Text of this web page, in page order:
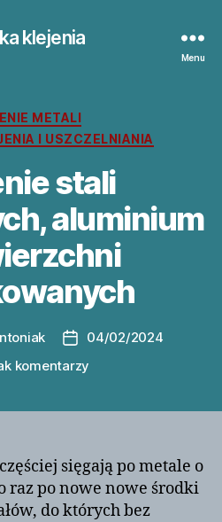
klejenia
Menu
Kategorie
METALI
I USZCZELNIANIA
stali
aluminium
Data04/02/2024
komentarzy
i
powierzchni
ocynkowanych
sięgają po metale o
raz po nowe nowe środki
do których bez